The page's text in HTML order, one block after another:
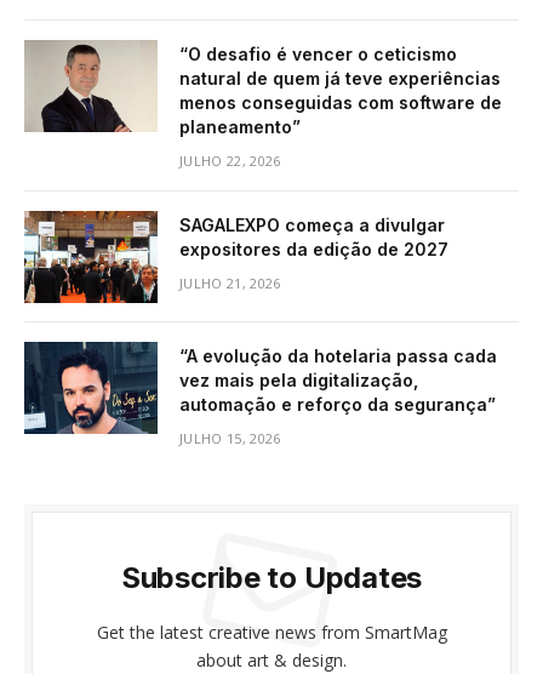
“O desafio é vencer o ceticismo
natural de quem já teve experiências
menos conseguidas com software de
planeamento”
JULHO 22, 2026
SAGALEXPO começa a divulgar
expositores da edição de 2027
JULHO 21, 2026
“A evolução da hotelaria passa cada
vez mais pela digitalização,
automação e reforço da segurança”
JULHO 15, 2026
Subscribe to Updates
Get the latest creative news from SmartMag
about art & design.